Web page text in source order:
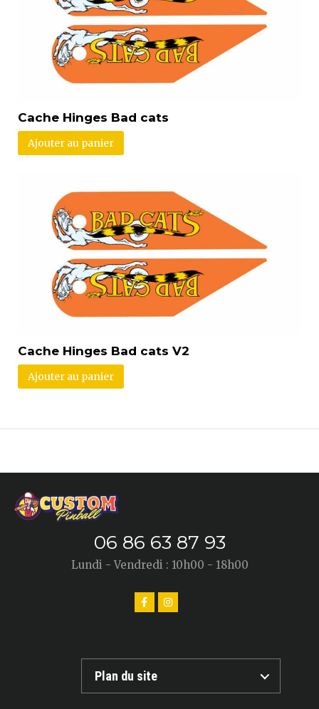
Cache Hinges Bad cats
Ajouter au panier
Cache Hinges Bad cats V2
Ajouter au panier
06 86 63 87 93
Lundi - Vendredi : 10h00 - 18h00
Plan du site